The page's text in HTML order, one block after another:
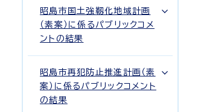
昭島市国土強靱化地域計画
（素案）に係るパブリックコメ
ントの結果
昭島市再犯防止推進計画（素
案）に係るパブリックコメント
の結果